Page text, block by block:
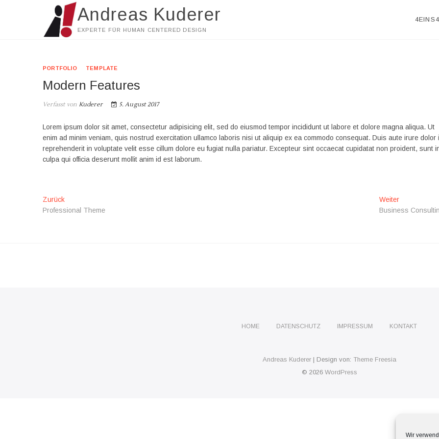
Wir
Andreas Kuderer
EXPERTE FÜR HUMAN CENTERED DESIGN
PORTFOLIO TEMPLATE
Modern Features
Verfasst von Kuderer 5. August 2017
Lorem ipsum dolor sit amet, consectetur adipisicing elit, sed do eiusmod tempor incididunt ut labore et dolore magna aliqua. Ut
enim ad minim veniam, quis nostrud exercitation ullamco laboris nisi ut aliquip ex ea commodo consequat. Duis aute irure dolor
reprehenderit in voluptate velit esse cillum dolore eu fugiat nulla pariatur. Excepteur sint occaecat cupidatat non proident, sunt
culpa qui officia deserunt mollit anim id est laborum.
Beitrags-
Navigation
ZurückVorheriger
Beitrag:
Professional Theme
WeiterNächster
Beitrag:
Business
HOME DATENSCHUTZ IMPRESSUM KONTAKT
Andreas Kuderer| Design von: Theme Freesia
© 2026 WordPress